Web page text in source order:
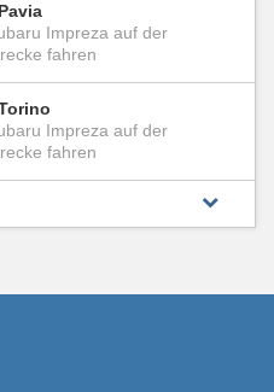
Impreza auf der
fahren
Impreza auf der
fahren